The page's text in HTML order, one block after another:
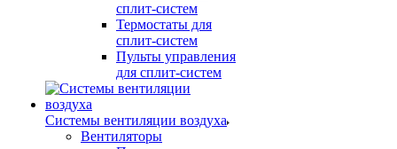
сплит-систем
Термостаты для
сплит-систем
Пульты управления
для сплит-систем
Системы вентиляции воздуха
Вентиляторы